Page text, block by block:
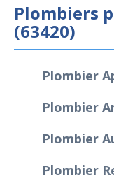
Plombiers
(63420)
Plombier
Plombier
Plombier
Plombier